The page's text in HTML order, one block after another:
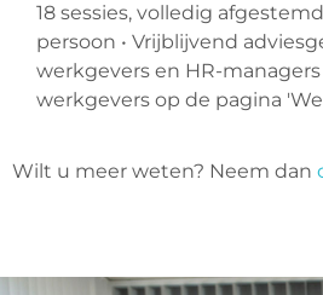
18 sessies, volledig
persoon • Vrijblijvend
werkgevers en HR-
werkgevers op de pagina
Wilt u meer weten? Neem dan